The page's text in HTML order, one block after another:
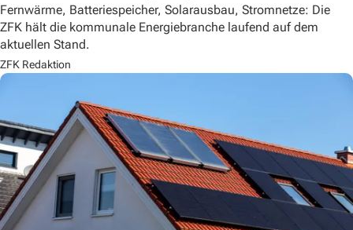
Fernwärme, Batteriespeicher, Solarausbau, Stromnetze: Die
ZFK hält die kommunale Energiebranche laufend auf dem
aktuellen Stand.
ZFK Redaktion